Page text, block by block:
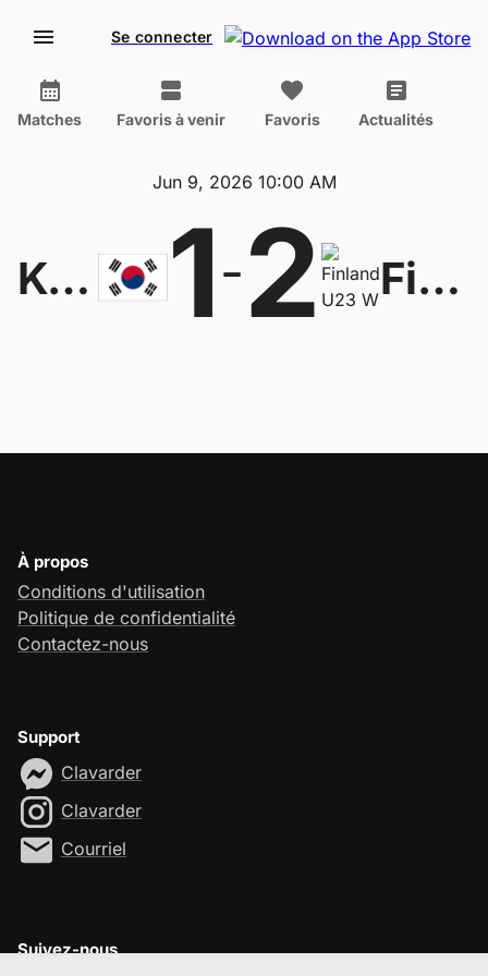
Se connecter
Matches Favoris à venir Favoris Actualités
Jun 9, 2026 10:00 AM
Korea Republic U20 W 1-2 Finland U23 W
À propos
Conditions d'utilisation
Politique de confidentialité
Contactez-nous
Support
Clavarder
Clavarder
Courriel
Suivez-nous